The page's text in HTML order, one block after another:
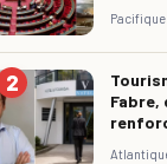
Pacifique
Fabre,